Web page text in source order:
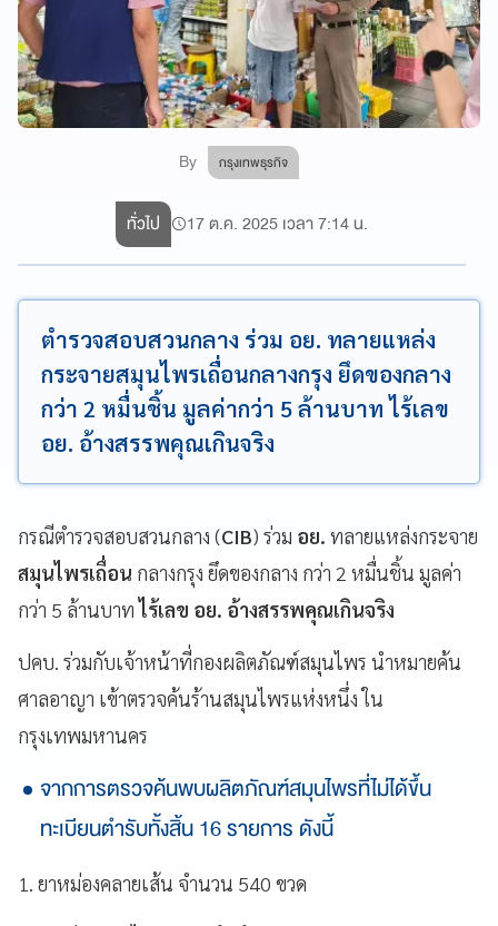
By กรุงเทพธุรกิจ
ทั่วไป 17 ต.ค. 2025 เวลา 7:14 น.
ตำรวจสอบสวนกลาง ร่วม อย. ทลายแหล่ง
กระจายสมุนไพรเถื่อนกลางกรุง ยึดของกลาง
กว่า 2 หมื่นชิ้น มูลค่ากว่า 5 ล้านบาท ไร้เลข
อย. อ้างสรรพคุณเกินจริง
กรณีตำรวจสอบสวนกลาง (CIB) ร่วม อย. ทลายแหล่งกระจาย
สมุนไพรเถื่อน กลางกรุง ยึดของกลาง กว่า 2 หมื่นชิ้น มูลค่า
กว่า 5 ล้านบาทไร้เลข อย. อ้างสรรพคุณเกินจริง
ปคบ. ร่วมกับเจ้าหน้าที่กองผลิตภัณฑ์สมุนไพร นำหมายค้น
ศาลอาญา เข้าตรวจค้นร้านสมุนไพรแห่งหนึ่ง ใน
กรุงเทพมหานคร
จากการตรวจค้นพบผลิตภัณฑ์สมุนไพรที่ไม่ได้ขึ้น
ทะเบียนตำรับทั้งสิ้น 16 รายการ ดังนี้
1. ยาหม่องคลายเส้น จำนวน 540 ขวด